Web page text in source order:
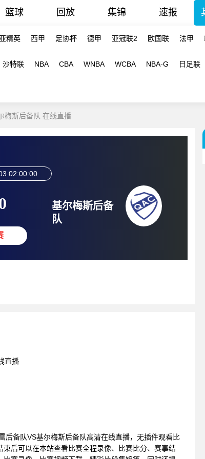
篮球 回放 集锦 速报
亚精英 西甲 足协杯 德甲 亚冠联2 欧国联 法甲
沙特联 NBA CBA WNBA WCBA NBA-G 日足联
梅斯后备队 在线直播
02:00:00
基尔梅斯后备
队
直播
备队VS基尔梅斯后备队高清在线直播，无插件观看比
后可以在本站查看比赛全程录像、比赛比分、赛事结